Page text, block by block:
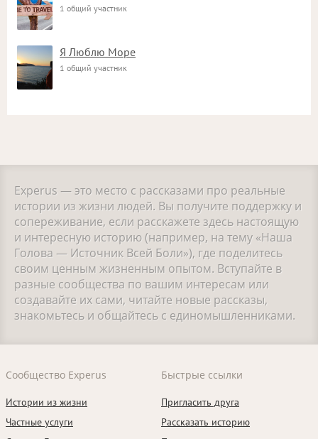
1 общий участник
Я Люблю Море
1 общий участник
Experus — это место с рассказами про реальные
истории из жизни людей. Вы получите поддержку и
сопереживание, если расскажете здесь настоящую
и интересную историю (например, на тему «Наша
Голова — Источник Всей Боли»), где поделитесь
своим ценным жизненным опытом. Вступайте в
разные сообщества по вашим интересам или
создавайте их сами, читайте новые рассказы,
знакомьтесь и общайтесь с единомышленниками.
Сообщество Experus
Истории из жизни
Частные услуги
Быстрые ссылки
Пригласить друга
Рассказать историю